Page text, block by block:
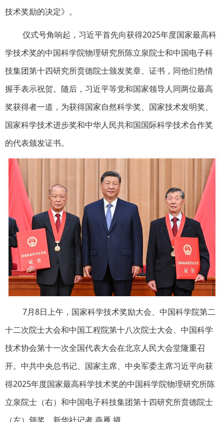
技术奖励的决定》。
仪式号角响起，习近平首先向获得2025年度国家最高科
学技术奖的中国科学院物理研究所陈立泉院士和中国电子科
技集团第十四研究所贲德院士颁发奖章、证书，同他们热情
握手表示祝贺。随后，习近平等党和国家领导人同两位最高
奖获得者一道，为获得国家自然科学奖、国家技术发明奖、
国家科学技术进步奖和中华人民共和国国际科学技术合作奖
的代表颁发证书。
7月8日上午，国家科学技术奖励大会、中国科学院第二
十二次院士大会和中国工程院第十八次院士大会、中国科学
技术协会第十一次全国代表大会在北京人民大会堂隆重召
开。中共中央总书记、国家主席、中央军委主席习近平向获
得2025年度国家最高科学技术奖的中国科学院物理研究所陈
立泉院士（右）和中国电子科技集团第十四研究所贲德院士